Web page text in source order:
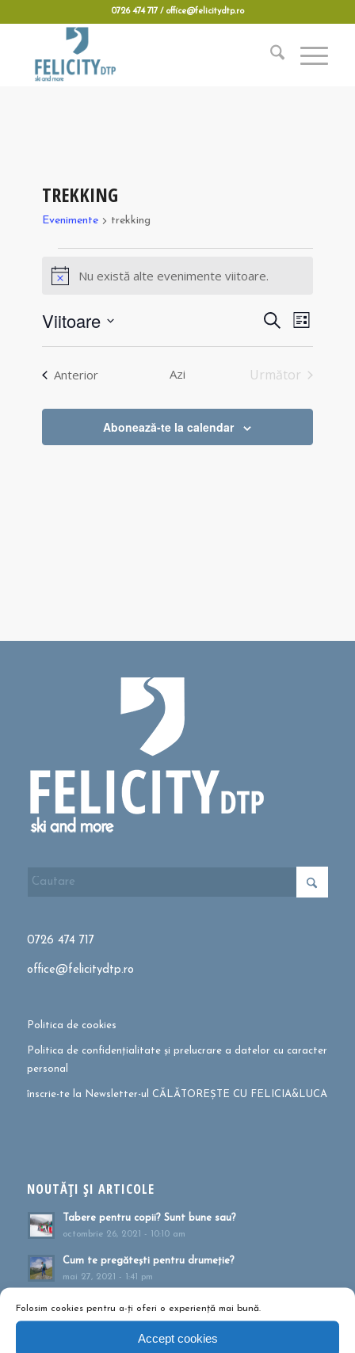
Folosim cookies pentru a-ți oferi o experiență mai bună.
Accept cookies
0726 474 717 / office@felicitydtp.ro
TREKKING
Evenimente trekking
Evenimente
NotificareNu există alte evenimente viitoare.
Navigare
în
vizualizări
căutare
Evenimente
CautăNavigare
în
vizualizări
Eveniment
Listă
Viitoare
AnteriorEvenimente Azi
Următor
Abonează-te la calendar
0726 474 717
office@felicitydtp.ro
Politica de cookies
Politica de confidențialitate și prelucrare a datelor cu caracter
personal
înscrie-te la Newsletter-ul CĂLĂTOREȘTE CU FELICIA&LUCA
NOUTĂȚI ȘI ARTICOLE
Tabere pentru copii? Sunt bune sau?
octombrie 26, 2021 - 10:10 am
Cum te pregătești pentru drumeție?
mai 27, 2021 - 1:41 pm
Muntele ca formă de terapie
aprilie 20, 2021 - 1:16 pm
Drumeții montane pentru familii!